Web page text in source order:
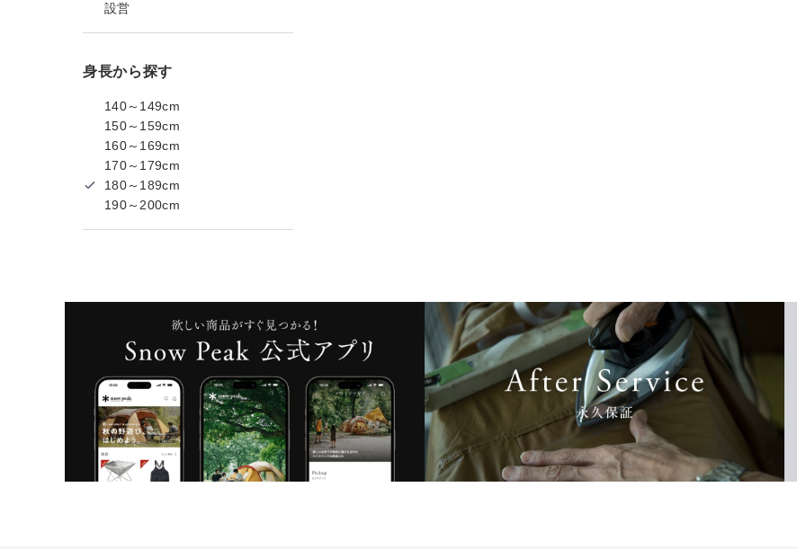
設営
身長から探す
140～149cm
150～159cm
160～169cm
170～179cm
180～189cm
190～200cm